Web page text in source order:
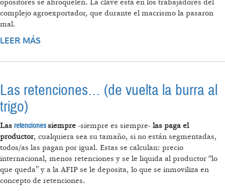
opositores se abroquelen. La clave está en los trabajadores del
complejo agroexportador, que durante el macrismo la pasaron
mal.
LEER MÁS
Las retenciones… (de vuelta la burra al
trigo)
Las retencionessiempre -siempre es siempre- las paga el
productor, cualquiera sea su tamaño, si no están segmentadas,
todos/as las pagan por igual. Estas se calculan: precio
internacional, menos retenciones y se le liquida al productor “lo
que queda” y a la AFIP se le deposita, lo que se inmoviliza en
concepto de retenciones.